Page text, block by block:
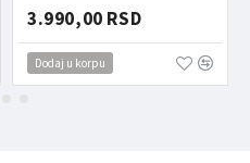
3.990,00 RSD
Dodaj u korpu